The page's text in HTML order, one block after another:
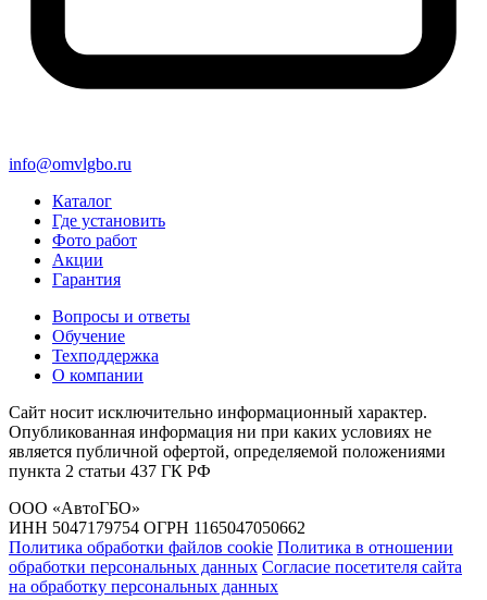
info@omvlgbo.ru
Каталог
Где установить
Фото работ
Акции
Гарантия
Вопросы и ответы
Обучение
Техподдержка
О компании
Сайт носит исключительно информационный характер.
Опубликованная информация ни при каких условиях не
является публичной офертой, определяемой положениями
пункта 2 статьи 437 ГК РФ
ООО «АвтоГБО»
ИНН 5047179754 ОГРН 1165047050662
Политика обработки файлов cookie Политика в отношении
обработки персональных данных Согласие посетителя сайта
на обработку персональных данных